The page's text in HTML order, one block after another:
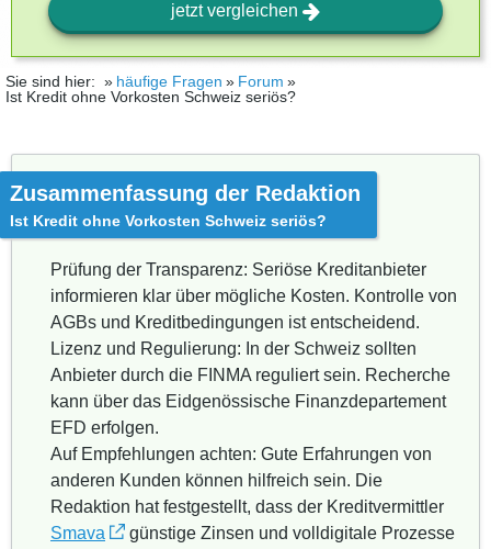
jetzt vergleichen
Sie sind hier: häufige Fragen
Forum
Ist Kredit ohne Vorkosten Schweiz seriös?
Zusammenfassung der Redaktion
Ist Kredit ohne Vorkosten Schweiz seriös?
Prüfung der Transparenz: Seriöse Kreditanbieter
informieren klar über mögliche Kosten. Kontrolle von
AGBs und Kreditbedingungen ist entscheidend.
Lizenz und Regulierung: In der Schweiz sollten
Anbieter durch die FINMA reguliert sein. Recherche
kann über das Eidgenössische Finanzdepartement
EFD erfolgen.
Auf Empfehlungen achten: Gute Erfahrungen von
anderen Kunden können hilfreich sein. Die
Redaktion hat festgestellt, dass der Kreditvermittler
Smava
günstige Zinsen und volldigitale Prozesse